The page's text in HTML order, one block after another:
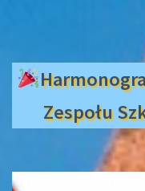
Zespołu